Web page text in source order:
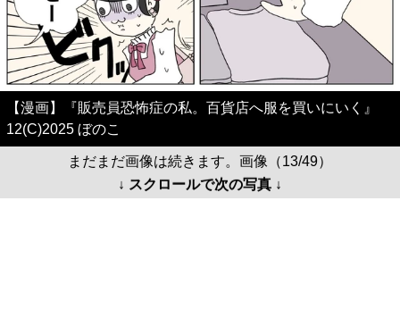
【漫画】『販売員恐怖症の私。百貨店へ服を買いにいく』
12(C)2025 ぼのこ
まだまだ画像は続きます。画像（13/49）
↓ スクロールで次の写真 ↓